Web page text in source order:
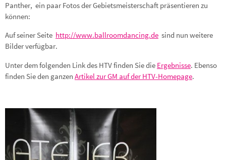
Panther, ein paar Fotos der Gebietsmeisterschaft präsentieren zu
können:
Auf seiner Seite http://www.ballroomdancing.de sind nun weitere
Bilder verfügbar.
Unter dem folgenden Link des HTV finden Sie die Ergebnisse. Ebenso
finden Sie den ganzen Artikel zur GM auf der HTV-Homepage.